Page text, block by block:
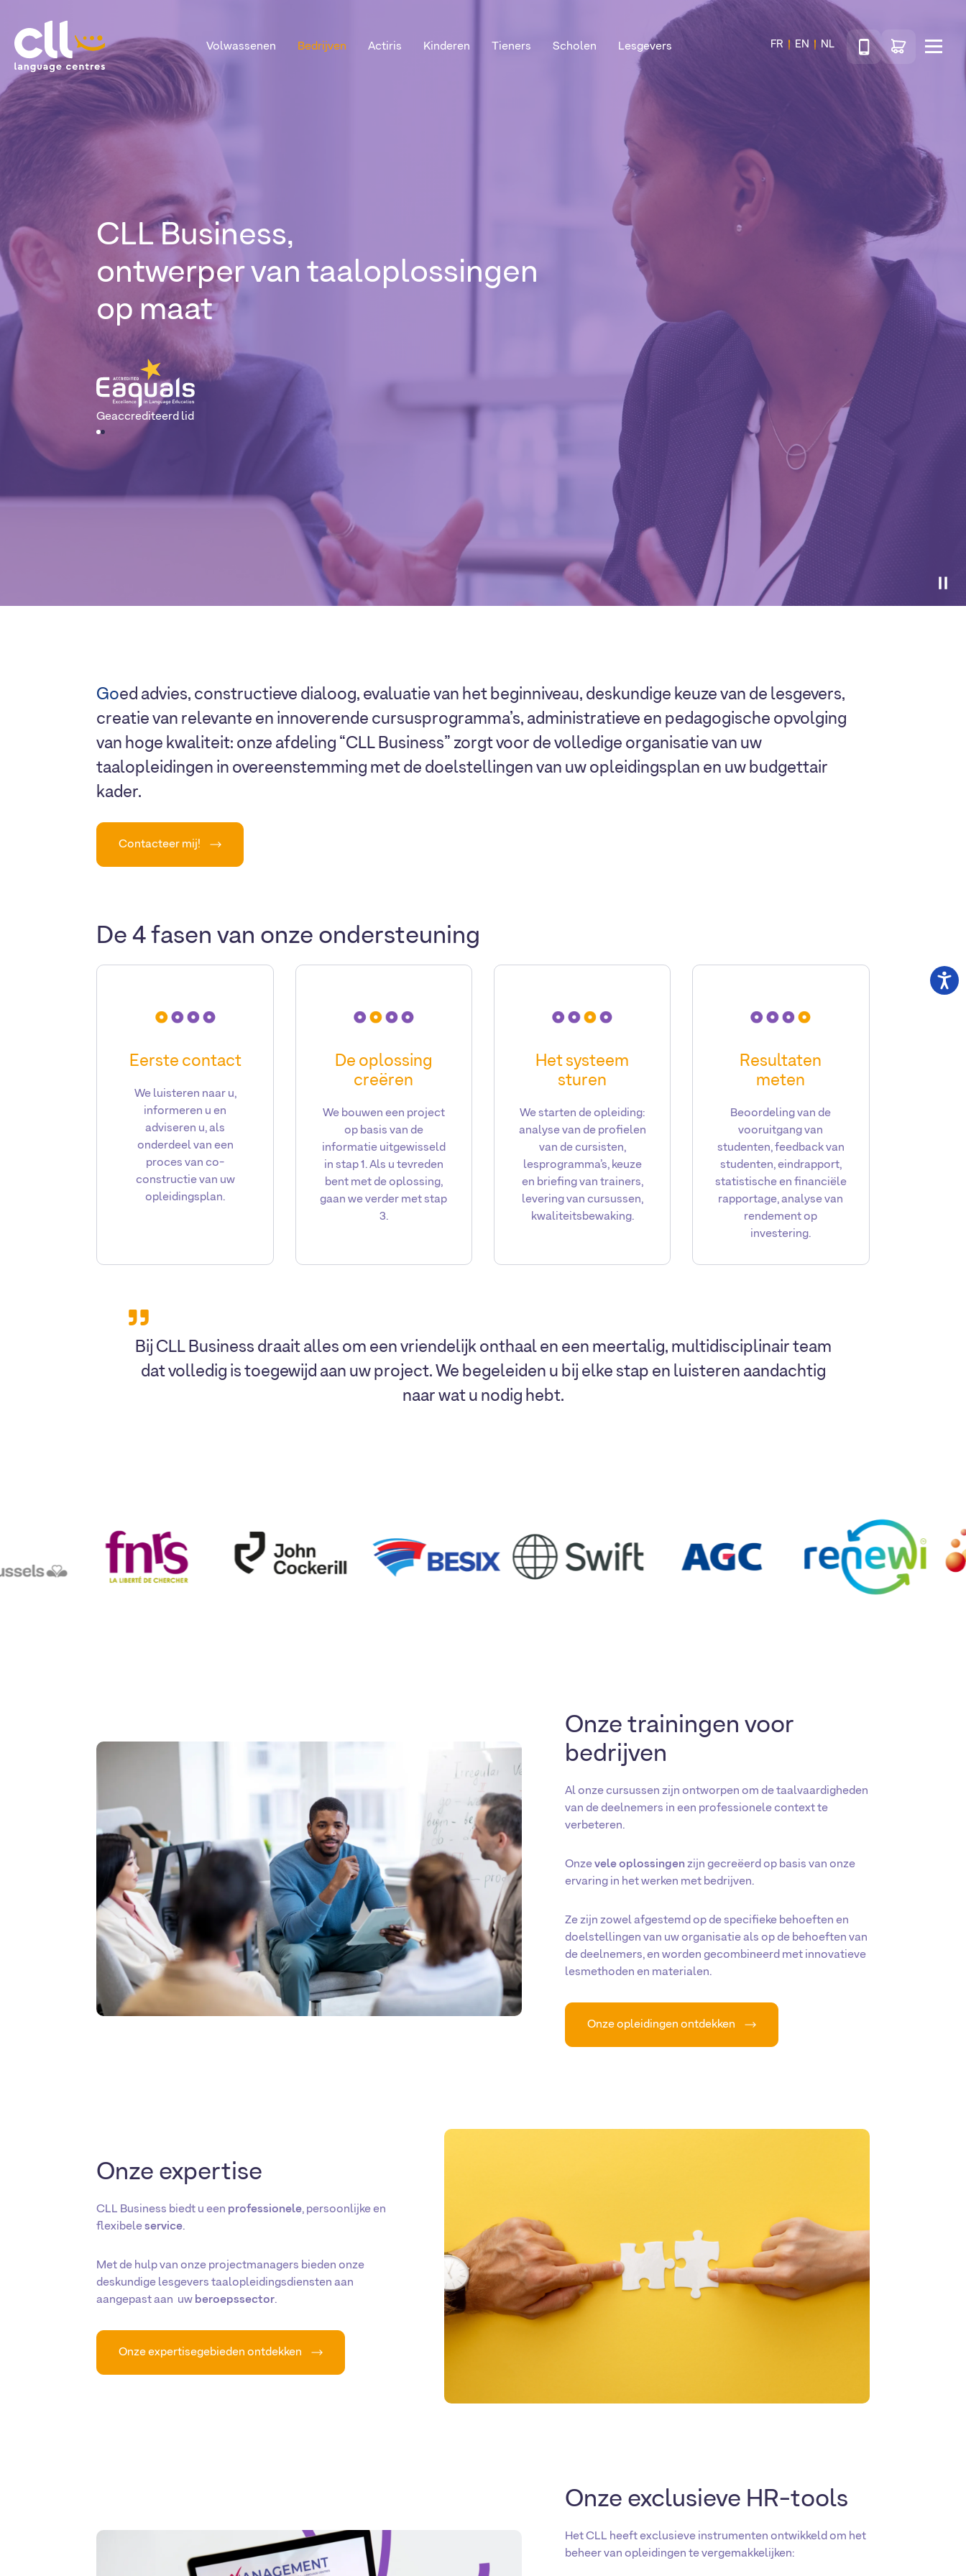
CLL
Volwassenen Bedrijven Actiris Kinderen Tieners Scholen Lesgevers FR EN NL
TéléphoneGa naar de
CLL Business,
ontwerper van taaloplossingen
op maat
Geaccrediteerd lid
Goed advies, constructieve dialoog, evaluatie van het beginniveau, deskundige keuze van de lesgevers,
creatie van relevante en innoverende cursusprogramma’s, administratieve en pedagogische opvolging
van hoge kwaliteit: onze afdeling “CLL Business” zorgt voor de volledige organisatie van uw
taalopleidingen in overeenstemming met de doelstellingen van uw opleidingsplan en uw budgettair
kader.
Contacteer mij!
De 4 fasen van onze ondersteuning
Eerste contact
We luisteren naar u,
informeren u en
adviseren u, als
onderdeel van een
proces van co-
constructie van uw
opleidingsplan.
De oplossing
creëren
We bouwen een project
op basis van de
informatie uitgewisseld
in stap 1. Als u tevreden
bent met de oplossing,
gaan we verder met stap
3.
Het systeem
sturen
We starten de opleiding:
analyse van de profielen
van de cursisten,
lesprogramma’s, keuze
en briefing van trainers,
levering van cursussen,
kwaliteitsbewaking.
Resultaten
meten
Beoordeling van de
vooruitgang van
studenten, feedback van
studenten, eindrapport,
statistische en financiële
rapportage, analyse van
rendement op
investering.
Bij CLL Business draait alles om een vriendelijk onthaal en een meertalig, multidisciplinair team
dat volledig is toegewijd aan uw project. We begeleiden u bij elke stap en luisteren aandachtig
naar wat u nodig hebt.
Onze trainingen voor
bedrijven
Al onze cursussen zijn ontworpen om de taalvaardigheden
van de deelnemers in een professionele context te
verbeteren.
Onzevele oplossingenzijn gecreëerd op basis van onze
ervaring in het werken met bedrijven.
Ze zijn zowel afgestemd op de specifieke behoeften en
doelstellingen van uw organisatie als op de behoeften van
de deelnemers, en worden gecombineerd met innovatieve
lesmethoden en materialen.
Onze opleidingen ontdekken
Onze expertise
CLL Business biedt u een professionele, persoonlijke en
flexibeleservice.
Met de hulp van onze projectmanagers bieden onze
deskundige lesgevers taalopleidingsdiensten aan
aangepast aan uw beroepssector.
Onze expertisegebieden ontdekken
Onze exclusieve HR-tools
Het CLL heeft exclusieve instrumenten ontwikkeld om het
beheer van opleidingen te vergemakkelijken: